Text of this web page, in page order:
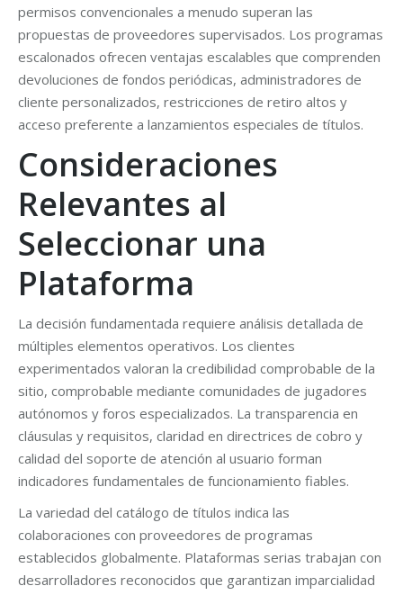
permisos convencionales a menudo superan las
propuestas de proveedores supervisados. Los programas
escalonados ofrecen ventajas escalables que comprenden
devoluciones de fondos periódicas, administradores de
cliente personalizados, restricciones de retiro altos y
acceso preferente a lanzamientos especiales de títulos.
Consideraciones
Relevantes al
Seleccionar una
Plataforma
La decisión fundamentada requiere análisis detallada de
múltiples elementos operativos. Los clientes
experimentados valoran la credibilidad comprobable de la
sitio, comprobable mediante comunidades de jugadores
autónomos y foros especializados. La transparencia en
cláusulas y requisitos, claridad en directrices de cobro y
calidad del soporte de atención al usuario forman
indicadores fundamentales de funcionamiento fiables.
La variedad del catálogo de títulos indica las
colaboraciones con proveedores de programas
establecidos globalmente. Plataformas serias trabajan con
desarrolladores reconocidos que garantizan imparcialidad